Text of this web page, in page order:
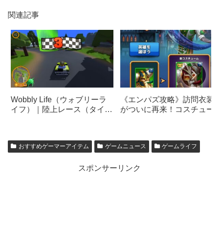
関連記事
Wobbly Life（ウォブリーラ
イフ）｜陸上レース（タイム
《エンパズ攻略》訪問衣装
がついに再来！コスチュー
おすすめゲーマーアイテム ゲームニュース ゲームライフ
スポンサーリンク